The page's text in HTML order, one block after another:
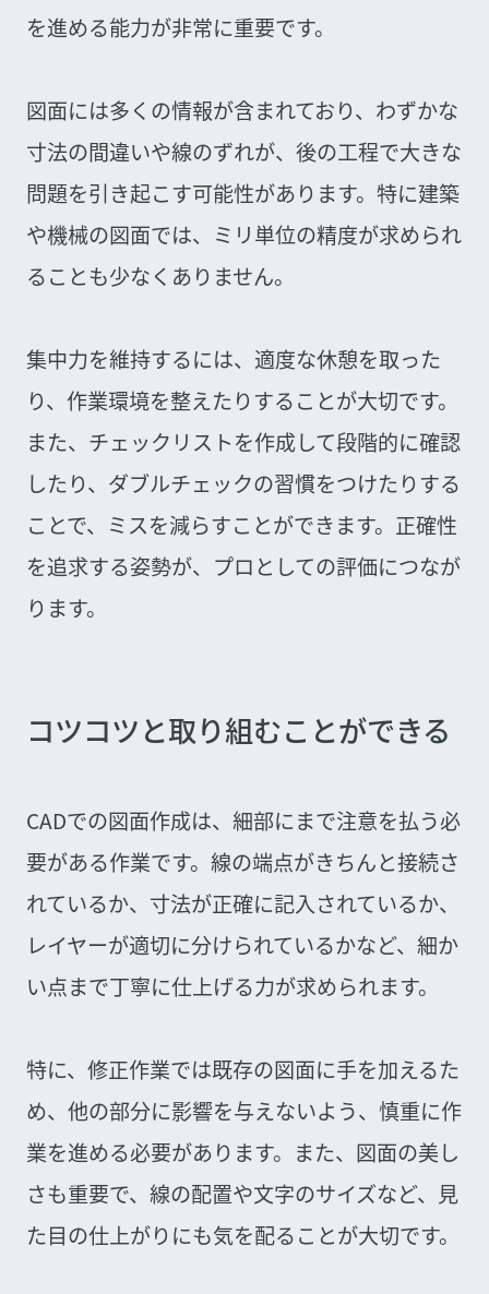
を進める能力が非常に重要です。
図面には多くの情報が含まれており、わずかな
寸法の間違いや線のずれが、後の工程で大きな
問題を引き起こす可能性があります。特に建築
や機械の図面では、ミリ単位の精度が求められ
ることも少なくありません。
集中力を維持するには、適度な休憩を取った
り、作業環境を整えたりすることが大切です。
また、チェックリストを作成して段階的に確認
したり、ダブルチェックの習慣をつけたりする
ことで、ミスを減らすことができます。正確性
を追求する姿勢が、プロとしての評価につなが
ります。
コツコツと取り組むことができる
CADでの図面作成は、細部にまで注意を払う必
要がある作業です。線の端点がきちんと接続さ
れているか、寸法が正確に記入されているか、
レイヤーが適切に分けられているかなど、細か
い点まで丁寧に仕上げる力が求められます。
特に、修正作業では既存の図面に手を加えるた
め、他の部分に影響を与えないよう、慎重に作
業を進める必要があります。また、図面の美し
さも重要で、線の配置や文字のサイズなど、見
た目の仕上がりにも気を配ることが大切です。